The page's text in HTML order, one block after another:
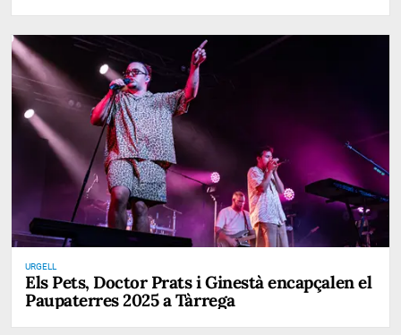
URGELL
Els Pets, Doctor Prats i Ginestà encapçalen el
Paupaterres 2025 a Tàrrega